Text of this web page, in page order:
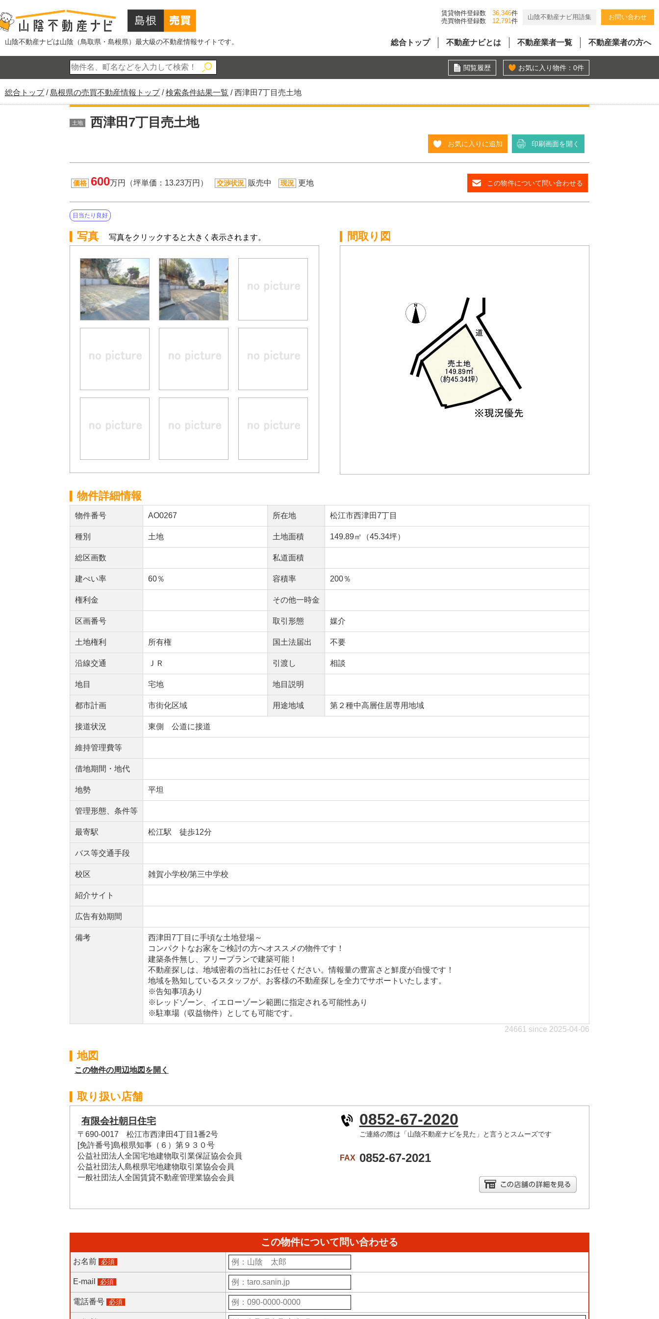
山陰不動産ナビは山陰（鳥取県・島根県）最大級の不動産情報サイトです。
賃貸物件登録数 36,346件
売買物件登録数
12,791件
山陰不動産ナビ用語集 お問い合わせ
総合トップ 不動産ナビとは 不動産業者一覧 不動産業者の方へ
閲覧履歴 お気に入り物件： 0件
現
在
総合トップ/島根県の売買不動産情報トップ/検索条件結果一覧 /西津田7丁目売土地
土地 西津田7丁目売土地
お気に入りに追加 印刷画面を開く
価格 600万円（坪単価：13.23万円） 交渉状況 販売中 現況 更地 この物件について問い合わせる
日当たり良好
写真 写真をクリックすると大きく表示されます。 間取り図
物件詳細情報
物件番号 AO0267 所在地 松江市西津田7丁目
種別 土地 土地面積 149.89㎡（45.34坪）
総区画数 私道面積
建ぺい率 60％ 容積率 200％
権利金 その他一時金
区画番号 取引形態 媒介
土地権利 所有権 国土法届出 不要
沿線交通 ＪＲ 引渡し 相談
地目 宅地 地目説明
都市計画 市街化区域 用途地域 第２種中高層住居専用地域
接道状況 東側 公道に接道
維持管理費等
借地期間・地代
地勢 平坦
管理形態、条件等
最寄駅 松江駅 徒歩12分
バス等交通手段
校区 雑賀小学校/第三中学校
紹介サイト
広告有効期間
備考
西津田7丁目に手頃な土地登場～
コンパクトなお家をご検討の方へオススメの物件です！
建築条件無し、フリープランで建築可能！
不動産探しは、地域密着の当社にお任せください。情報量の豊富さと鮮度が自慢です！
地域を熟知しているスタッフが、お客様の不動産探しを全力でサポートいたします。
※告知事項あり
※レッドゾーン、イエローゾーン範囲に指定される可能性あり
※駐車場（収益物件）としても可能です。
24661 since 2025-04-06
地図
この物件の周辺地図を開く
取り扱い店舗
有限会社朝日住宅
〒690-0017 松江市西津田4丁目1番2号
[免許番号]島根県知事（６）第９３０号
公益社団法人全国宅地建物取引業保証協会会員
公益社団法人島根県宅地建物取引業協会会員
一般社団法人全国賃貸不動産管理業協会会員
0852-67-2020
ご連絡の際は「山陰不動産ナビを見た」と言うとスムーズです
FAX 0852-67-2021